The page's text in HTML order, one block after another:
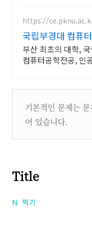
https://
국립부경대 컴퓨
부
부산 최초의 대학,
컴퓨터공학전공, 인
기본적인 문제는
어 있습니다.
Title
N 찍기